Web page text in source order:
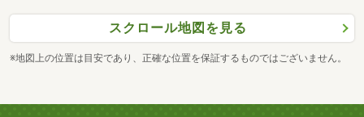
スクロール地図を見る
※地図上の位置は目安であり、正確な位置を保証するものではございません。